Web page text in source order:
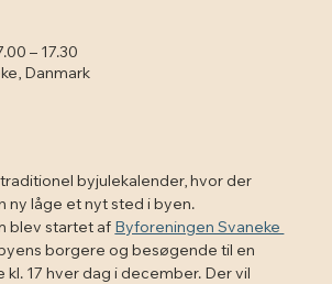
– 17.30
Danmark
byjulekalender, hvor der
ny låge et nyt sted i byen.
blev startet af Byforeningen Svaneke
borgere og besøgende til en
17 hver dag i december. Der vil